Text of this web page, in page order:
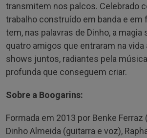
transmitem nos palcos. Celebrado
trabalho construído em banda e em
tem, nas palavras de Dinho, a magia
quatro amigos que entraram na
shows juntos, radiantes pela
profunda que conseguem criar.
Sobre a Boogarins:
Formada em 2013 por Benke Ferraz
Dinho Almeida (guitarra e voz),